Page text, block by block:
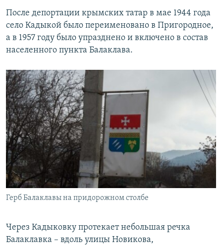
После депортации крымских татар в мае 1944 года
село Кадыкой было переименовано в Пригородное,
а в 1957 году было упразднено и включено в состав
населенного пункта Балаклава.
Герб Балаклавы на придорожном столбе
Через Кадыковку протекает небольшая речка
Балаклавка – вдоль улицы Новикова,